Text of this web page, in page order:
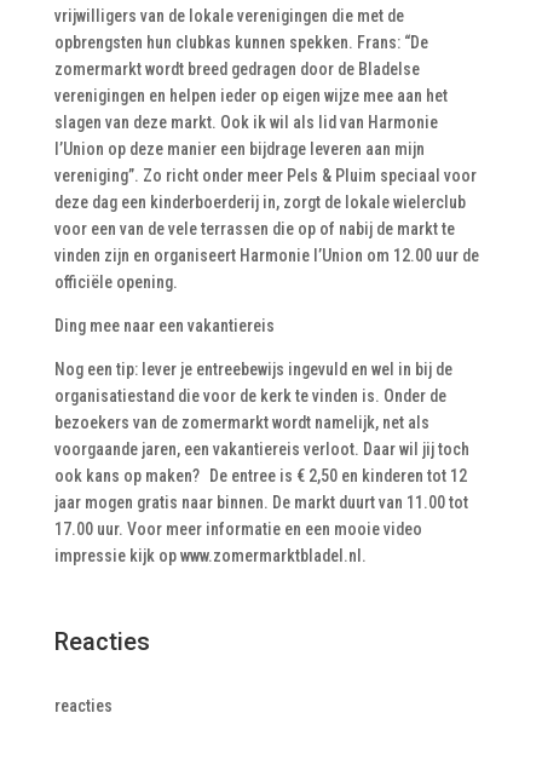
vrijwilligers van de lokale verenigingen die met de
opbrengsten hun clubkas kunnen spekken. Frans: “De
zomermarkt wordt breed gedragen door de Bladelse
verenigingen en helpen ieder op eigen wijze mee aan het
slagen van deze markt. Ook ik wil als lid van Harmonie
l’Union op deze manier een bijdrage leveren aan mijn
vereniging”. Zo richt onder meer Pels & Pluim speciaal voor
deze dag een kinderboerderij in, zorgt de lokale wielerclub
voor een van de vele terrassen die op of nabij de markt te
vinden zijn en organiseert Harmonie l’Union om 12.00 uur de
officiële opening.
Ding mee naar een vakantiereis
Nog een tip: lever je entreebewijs ingevuld en wel in bij de
organisatiestand die voor de kerk te vinden is. Onder de
bezoekers van de zomermarkt wordt namelijk, net als
voorgaande jaren, een vakantiereis verloot. Daar wil jij toch
ook kans op maken? De entree is € 2,50 en kinderen tot 12
jaar mogen gratis naar binnen. De markt duurt van 11.00 tot
17.00 uur. Voor meer informatie en een mooie video
impressie kijk op www.zomermarktbladel.nl.
Reacties
reacties